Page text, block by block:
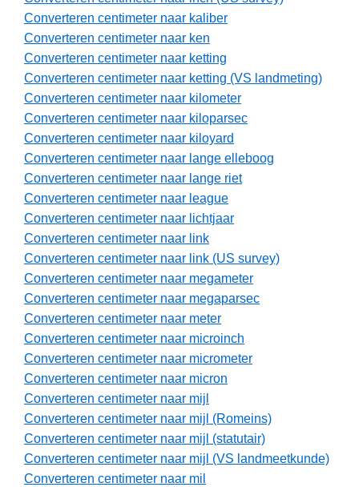
Converteren centimeter naar kaliber
Converteren centimeter naar ken
Converteren centimeter naar ketting
Converteren centimeter naar ketting (VS landmeting)
Converteren centimeter naar kilometer
Converteren centimeter naar kiloparsec
Converteren centimeter naar kiloyard
Converteren centimeter naar lange elleboog
Converteren centimeter naar lange riet
Converteren centimeter naar league
Converteren centimeter naar lichtjaar
Converteren centimeter naar link
Converteren centimeter naar link (US survey)
Converteren centimeter naar megameter
Converteren centimeter naar megaparsec
Converteren centimeter naar meter
Converteren centimeter naar microinch
Converteren centimeter naar micrometer
Converteren centimeter naar micron
Converteren centimeter naar mijl
Converteren centimeter naar mijl (Romeins)
Converteren centimeter naar mijl (statutair)
Converteren centimeter naar mijl (VS landmeetkunde)
Converteren centimeter naar mil